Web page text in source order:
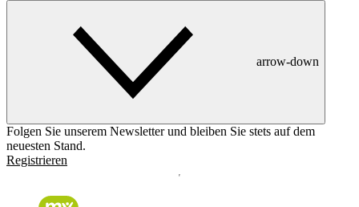
arrow-down
Folgen Sie unserem Newsletter und bleiben Sie stets auf dem
neuesten Stand.
Registrieren